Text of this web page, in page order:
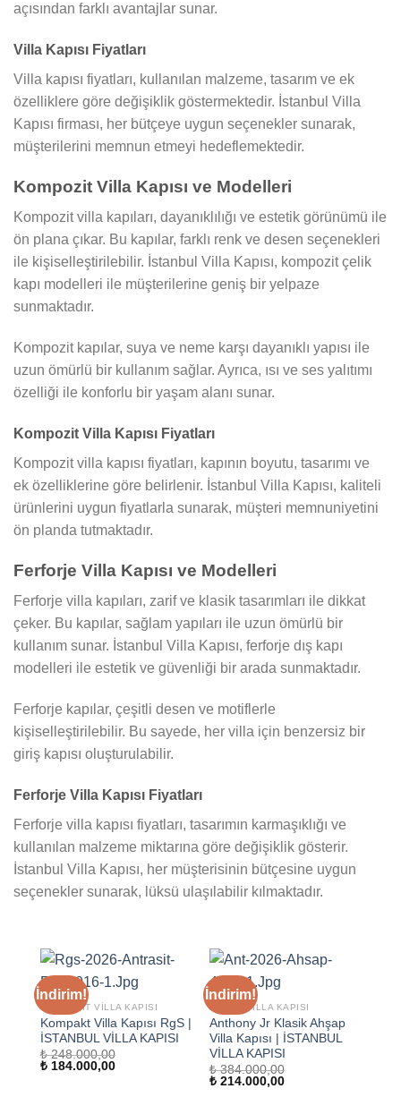
açısından farklı avantajlar sunar.
Villa Kapısı Fiyatları
Villa kapısı fiyatları, kullanılan malzeme, tasarım ve ek
özelliklere göre değişiklik göstermektedir. İstanbul Villa
Kapısı firması, her bütçeye uygun seçenekler sunarak,
müşterilerini memnun etmeyi hedeflemektedir.
Kompozit Villa Kapısı ve Modelleri
Kompozit villa kapıları, dayanıklılığı ve estetik görünümü ile
ön plana çıkar. Bu kapılar, farklı renk ve desen seçenekleri
ile kişiselleştirilebilir. İstanbul Villa Kapısı, kompozit çelik
kapı modelleri ile müşterilerine geniş bir yelpaze
sunmaktadır.
Kompozit kapılar, suya ve neme karşı dayanıklı yapısı ile
uzun ömürlü bir kullanım sağlar. Ayrıca, ısı ve ses yalıtımı
özelliği ile konforlu bir yaşam alanı sunar.
Kompozit Villa Kapısı Fiyatları
Kompozit villa kapısı fiyatları, kapının boyutu, tasarımı ve
ek özelliklerine göre belirlenir. İstanbul Villa Kapısı, kaliteli
ürünlerini uygun fiyatlarla sunarak, müşteri memnuniyetini
ön planda tutmaktadır.
Ferforje Villa Kapısı ve Modelleri
Ferforje villa kapıları, zarif ve klasik tasarımları ile dikkat
çeker. Bu kapılar, sağlam yapıları ile uzun ömürlü bir
kullanım sunar. İstanbul Villa Kapısı, ferforje dış kapı
modelleri ile estetik ve güvenliği bir arada sunmaktadır.
Ferforje kapılar, çeşitli desen ve motiflerle
kişiselleştirilebilir. Bu sayede, her villa için benzersiz bir
giriş kapısı oluşturulabilir.
Ferforje Villa Kapısı Fiyatları
Ferforje villa kapısı fiyatları, tasarımın karmaşıklığı ve
kullanılan malzeme miktarına göre değişiklik gösterir.
İstanbul Villa Kapısı, her müşterisinin bütçesine uygun
seçenekler sunarak, lüksü ulaşılabilir kılmaktadır.
İndirim!
KOMPOZIT VILLA KAPISI
Kompakt Villa Kapısı RgS |
İSTANBUL VİLLA KAPISI
₺248.000,00
Orijinal
₺184.000,00Şu
İndirim!
AHŞAP VILLA KAPISI
Anthony Jr Klasik Ahşap
Villa Kapısı | İSTANBUL
VİLLA KAPISI
₺384.000,00
Orijinal
₺214.000,00Şu